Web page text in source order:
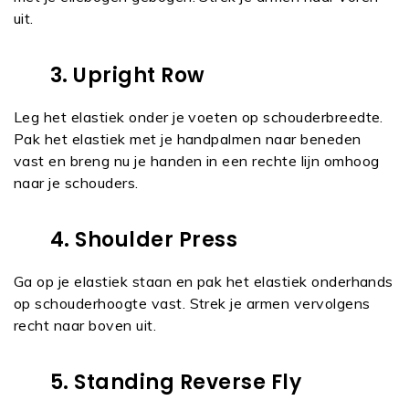
uit.
3. Upright Row
Leg het elastiek onder je voeten op schouderbreedte.
Pak het elastiek met je handpalmen naar beneden
vast en breng nu je handen in een rechte lijn omhoog
naar je schouders.
4. Shoulder Press
Ga op je elastiek staan en pak het elastiek onderhands
op schouderhoogte vast. Strek je armen vervolgens
recht naar boven uit.
5. Standing Reverse Fly